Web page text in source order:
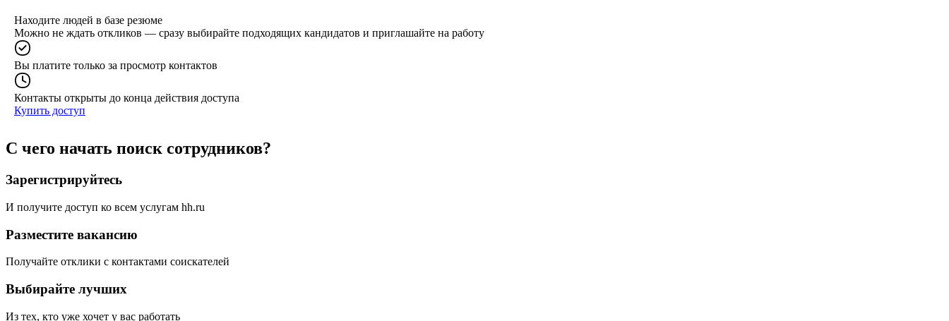
Находите людей в базе резюме
Можно не ждать откликов — сразу выбирайте подходящих кандидатов и приглашайте на работу
Вы платите только за просмотр контактов
Контакты открыты до конца действия доступа
Купить доступ
С чего начать поиск сотрудников?
Зарегистрируйтесь
И получите доступ ко всем услугам hh.ru
Разместите вакансию
Получайте отклики с контактами соискателей
Выбирайте лучших
Из тех, кто уже хочет у вас работать